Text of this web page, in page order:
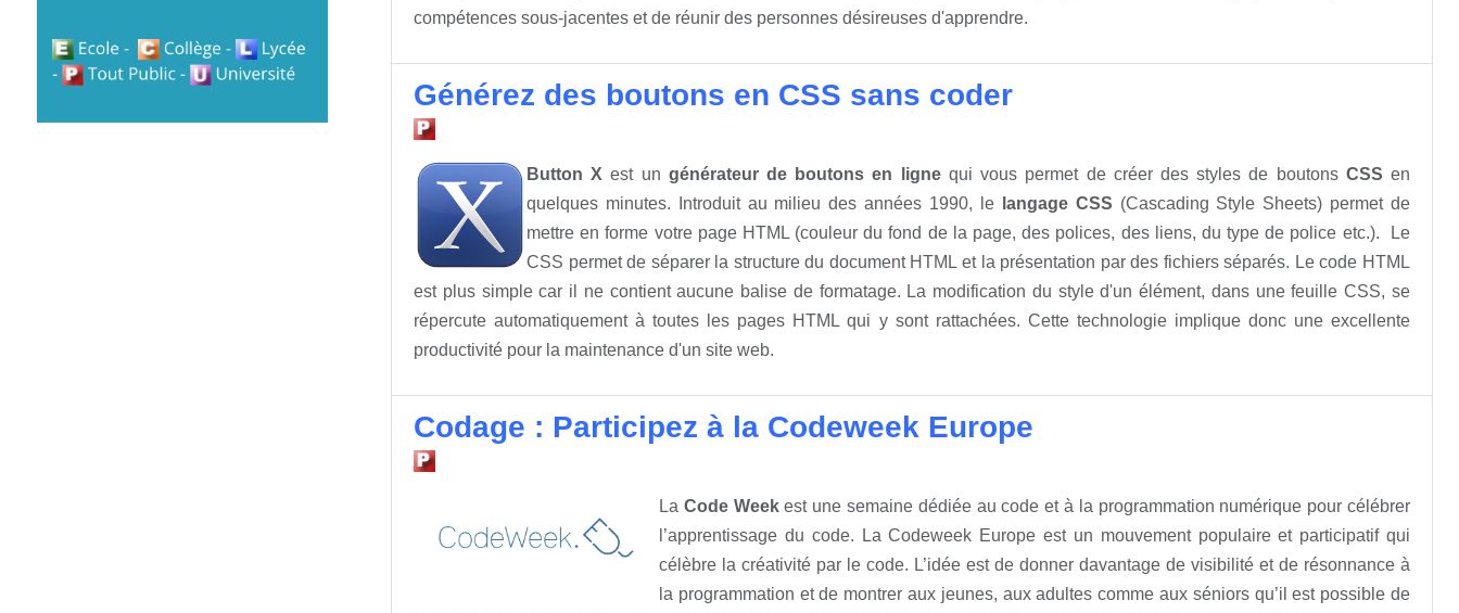
compétences sous-jacentes et de réunir des personnes désireuses d'apprendre.
Générez des boutons en CSS sans coder
Button X est un générateur de boutons en lignequi vous permet de créer des styles de boutons CSS en
quelques minutes. Introduit au milieu des années 1990, le
langage CSS (Cascading Style Sheets) permet de
mettre en forme votre page HTML (couleur du fond de la page, des polices, des liens, du type de police etc.). Le
CSS permet de séparer la structure du document HTML et la présentation par des fichiers séparés. Le code HTML
est plus simple car il ne contient aucune balise de formatage. La modification du style d'un élément, dans une feuille CSS, se
répercute automatiquement à toutes les pages HTML qui y sont rattachées. Cette technologie implique donc une excellente
productivité pour la maintenance d'un site web.
Codage : Participez à la Codeweek Europe
La Code Weekest une semaine dédiée au code et à la programmation numérique pour célébrer
l’apprentissage du code. La Codeweek Europe est un mouvement populaire et participatif qui
célèbre la créativité par le code. L’idée est de donner davantage de visibilité et de résonnance à
la programmation et de montrer aux jeunes, aux adultes comme aux séniors qu’il est possible de